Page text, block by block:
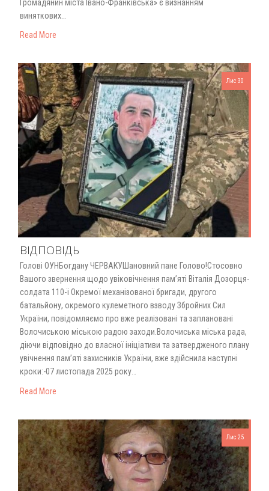
Громадянин міста Івано-Франківська» є визнанням
виняткових…
Read More
Лис 30
ВІДПОВІДЬ
Голові ОУНБогдану ЧЕРВАКУШановний пане Голово!Стосовно
Вашого звернення щодо увіковічнення памʼяті Віталія Дозорця-
солдата 110-ї Окремої механізованої бригади, другого
батальйону, окремого кулеметного взводу Збройних Сил
України, повідомляємо про вже реалізовані та заплановані
Волочиською міською радою заходи.Волочиська міська рада,
діючи відповідно до власної ініціативи та затвердженого плану
увічнення памʼяті захисників України, вже здійснила наступні
кроки:-07 листопада 2025 року…
Read More
Лис 25